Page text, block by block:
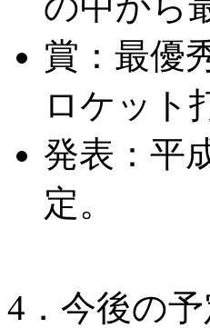
賞：最優
ロケット
発表：平
定。
4．今後の予